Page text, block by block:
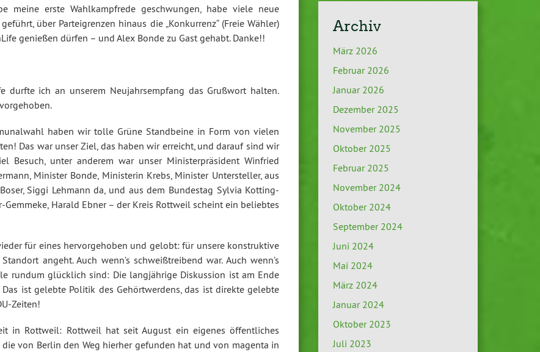
meine erste Wahlkampfrede geschwungen, habe viele neue
über Parteigrenzen hinaus die „Konkurrenz“ (Freie Wähler)
genießen dürfen – und Alex Bonde zu Gast gehabt. Danke!!
durfte ich an unserem Neujahrsempfang das Grußwort halten.
haben wir tolle Grüne Standbeine in Form von vielen
Das war unser Ziel, das haben wir erreicht, und darauf sind wir
Besuch, unter anderem war unser Ministerpräsident Winfried
Minister Bonde, Ministerin Krebs, Minister Untersteller, aus
Siggi Lehmann da, und aus dem Bundestag Sylvia Kotting-
Gemmeke, Harald Ebner – der Kreis Rottweil scheint ein beliebtes
für eines hervorgehoben und gelobt: für unsere konstruktive
angeht. Auch wenn’s schweißtreibend war. Auch wenn’s
rundum glücklich sind: Die langjährige Diskussion ist am Ende
ist gelebte Politik des Gehörtwerdens, das ist direkte gelebte
Zeiten!
in Rottweil: Rottweil hat seit August ein eigenes öffentliches
von Berlin den Weg hierher gefunden hat und von magenta in
Archiv
März 2026
Februar 2026
Januar 2026
Dezember 2025
November 2025
Oktober 2025
Februar 2025
November 2024
Oktober 2024
September 2024
Juni 2024
Mai 2024
März 2024
Januar 2024
Oktober 2023
Juli 2023